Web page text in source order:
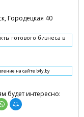
Городецкая 40
готового бизнеса в
на сайте b4y.by
будет интересно: